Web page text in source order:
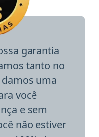
garantia
tanto no
uma
você
e sem
não estiver